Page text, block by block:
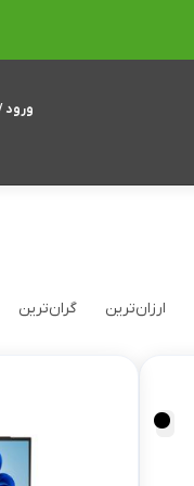
ورود
ارزان‌ترین گران‌ترین